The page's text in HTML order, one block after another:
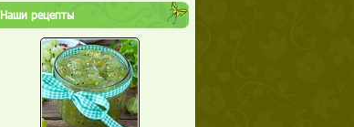
Наши рецепты